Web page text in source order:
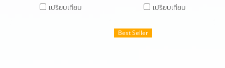
ต่อนาที 200 mbar กำลังไฟ
เปรียบเทียบ
Air Pump รุ่น SLL / EL Series
40,SLL-50, EL-60,EL-80,EL-
เปรียบเทียบ
Best Seller